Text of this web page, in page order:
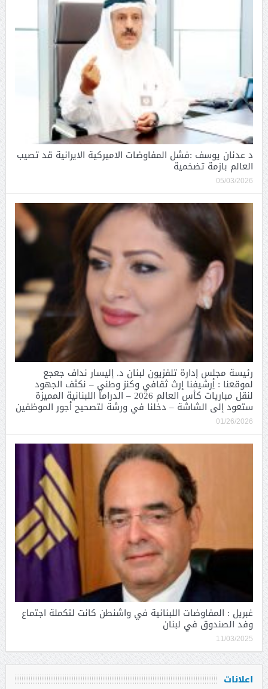
د عدنان يوسف :فشل المفاوضات الاميركية الايرانية قد تصيب
العالم بازمة تضخمية
05/03/2026
رئيسة مجلس إدارة تلفزيون لبنان د. إليسار نداف جعجع
لموقعنا : أِرشيفنا إرث ثقافي وكنز وطني – نكثف الجهود
لنقل مباريات كأس العالم 2026 – الدراما اللبنانية المميزة
ستعود إلى الشاشة – دخلنا في ورشة لتصحيح أجور الموظفين
01/26/2026
غبريل : المفاوضات اللبنانية في واشنطن كانت لتكملة اجتماع
وفد الصندوق في لبنان
11/03/2025
اعلانات